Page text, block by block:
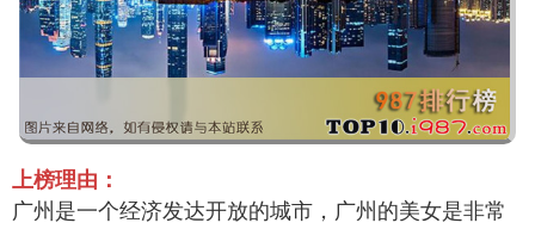
上榜理由：
广州是一个经济发达开放的城市，广州的美女是非常